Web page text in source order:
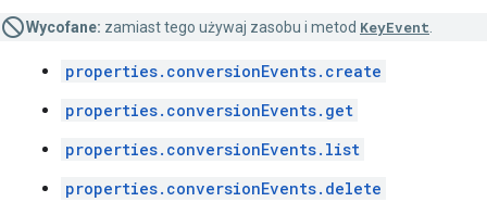
Wycofane: zamiast tego używaj zasobu i metod KeyEvent
properties.conversionEvents.create
properties.conversionEvents.get
properties.conversionEvents.list
properties.conversionEvents.delete